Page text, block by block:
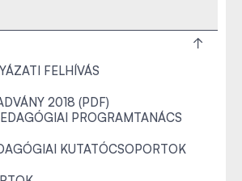
FELHÍVÁS
2018 (PDF)
PROGRAMTANÁCS
KUTATÓCSOPORTOK